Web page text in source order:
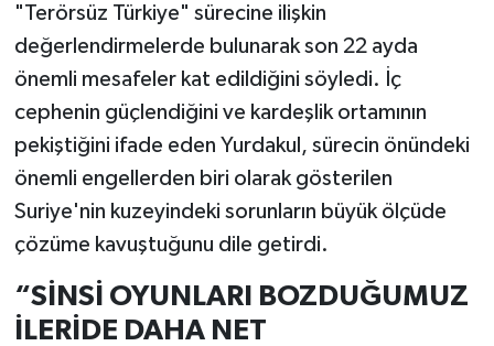
"Terörsüz Türkiye" sürecine ilişkin
değerlendirmelerde bulunarak son 22 ayda
önemli mesafeler kat edildiğini söyledi. İç
cephenin güçlendiğini ve kardeşlik ortamının
pekiştiğini ifade eden Yurdakul, sürecin önündeki
önemli engellerden biri olarak gösterilen
Suriye'nin kuzeyindeki sorunların büyük ölçüde
çözüme kavuştuğunu dile getirdi.
“SİNSİ OYUNLARI BOZDUĞUMUZ
İLERİDE DAHA NET